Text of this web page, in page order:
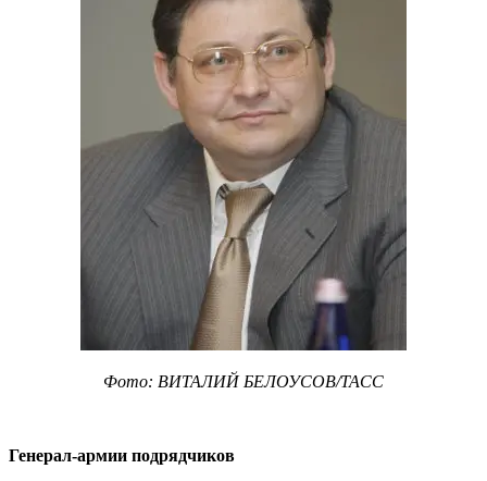
Фото: ВИТАЛИЙ БЕЛОУСОВ/ТАСС
Генерал-армии подрядчиков